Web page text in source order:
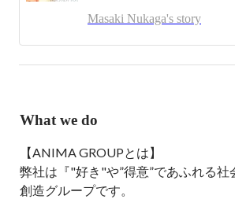
を目指し、領域問わずチャレンジして
Masaki Nukaga's story
What we do
【ANIMA GROUPとは】
弊社は『"好き"や”得意”であふれる社
創造グループです。